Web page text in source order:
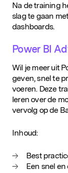
Na de training
slag te gaan
dashboards.
Power BI
Wil je meer uit
geven, snel te
voeren. Deze
leren over de
vervolg op de
Inhoud:
Best
Een snel